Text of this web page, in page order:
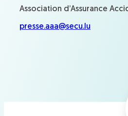
Association d’Assurance
presse.aaa@secu.lu